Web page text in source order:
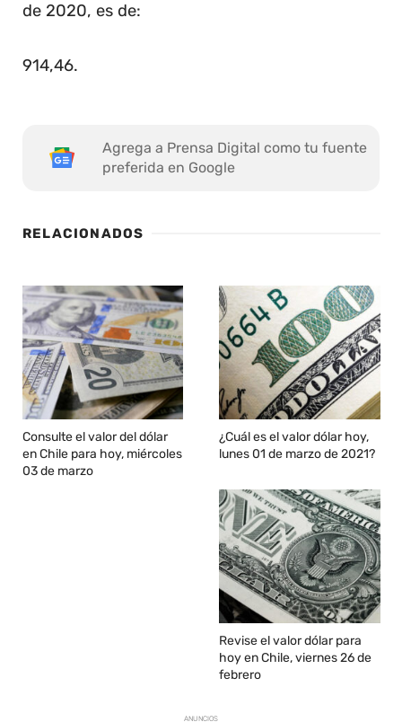
de 2020, es de:
914,46.
Agrega a Prensa Digital como tu fuente
preferida en Google
RELACIONADOS
Consulte el valor del dólar
en Chile para hoy, miércoles
03 de marzo
¿Cuál es el valor dólar hoy,
lunes 01 de marzo de 2021?
Revise el valor dólar para
hoy en Chile, viernes 26 de
febrero
ANUNCIOS